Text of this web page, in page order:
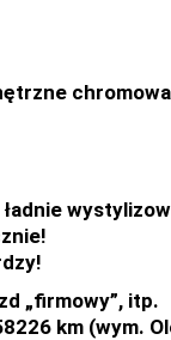
„firmowy”, itp.
km (wym.